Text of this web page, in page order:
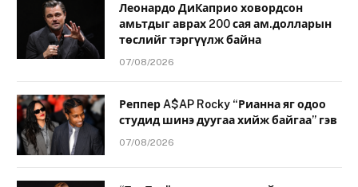
Леонардо ДиКаприо ховордсон
амьтдыг аврах 200 сая ам.долларын
төслийг тэргүүлж байна
07/08/2026
Реппер A$AP Rocky “Рианна яг одоо
студид шинэ дуугаа хийж байгаа” гэв
07/08/2026